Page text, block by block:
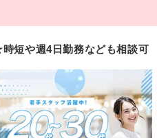
短や週4日勤務なども相談可